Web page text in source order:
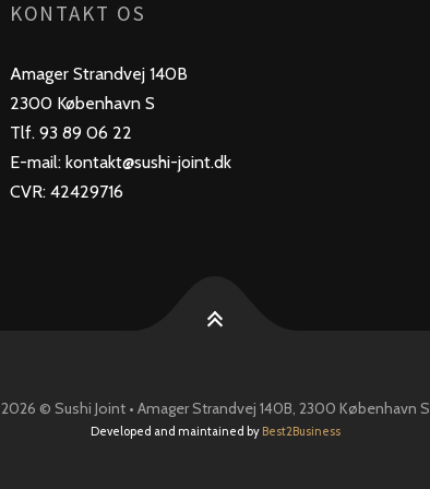
KONTAKT OS
Amager Strandvej 140B
2300 København S
Tlf. 93 89 06 22
E-mail: kontakt@sushi-joint.dk
CVR: 42429716
2026 © Sushi Joint • Amager Strandvej 140B, 2300 København S
Developed and maintained by Best2Business